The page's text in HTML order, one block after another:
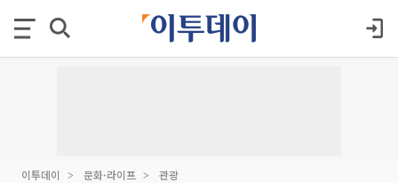
이투데이 문화·라이프 관광